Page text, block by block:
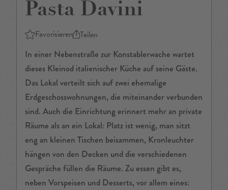
Pasta Davini
Favorisieren Teilen
In einer Nebenstraße zur Konstablerwache wartet
dieses Kleinod italienischer Küche auf seine Gäste.
Das Lokal verteilt sich auf zwei ehemalige
Erdgeschosswohnungen, die miteinander verbunden
sind. Auch die Einrichtung erinnert mehr an private
Räume als an ein Lokal: Platz ist wenig, man sitzt
eng an kleinen Tischen beisammen, Kronleuchter
hängen von den Decken und die verschiedenen
Gespräche füllen die Räume. Zu essen gibt es,
neben Vorspeisen und Desserts, vor allem eines: